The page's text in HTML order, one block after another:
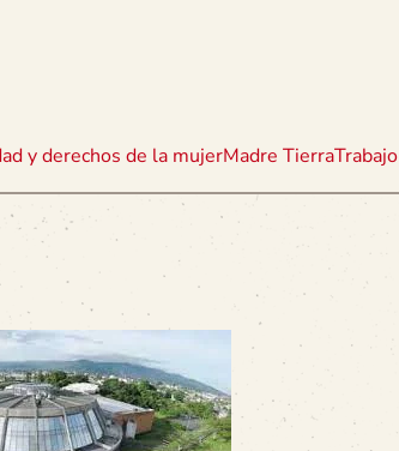
y derechos de la mujerMadre TierraTrabajo